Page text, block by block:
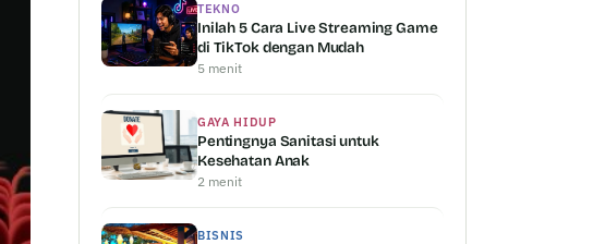
TEKNO
Inilah 5 Cara Live Streaming Game
di TikTok dengan Mudah
5 menit
GAYA HIDUP
Pentingnya Sanitasi untuk
Kesehatan Anak
2 menit
BISNIS